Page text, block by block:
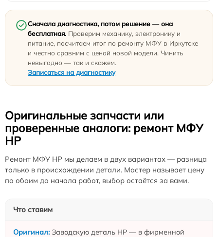
Сначала диагностика, потом решение — она
бесплатная. Проверим механику, электронику и
питание, посчитаем итог по ремонту МФУ в Иркутске
и честно сравним с ценой новой модели. Чинить
невыгодно — так и скажем.
Записаться на диагностику
Оригинальные запчасти или
проверенные аналоги: ремонт МФУ
HP
Ремонт МФУ HP мы делаем в двух вариантах — разница
только в происхождении детали. Мастер называет цену
по обоим до начала работ, выбор остаётся за вами.
Что ставим
Заводскую деталь HP — в фирменной